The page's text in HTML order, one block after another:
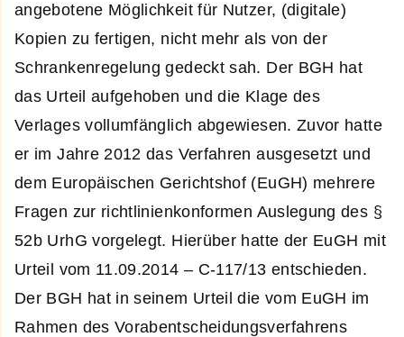
angebotene Möglichkeit für Nutzer, (digitale)
Kopien zu fertigen, nicht mehr als von der
Schrankenregelung gedeckt sah. Der BGH hat
das Urteil aufgehoben und die Klage des
Verlages vollumfänglich abgewiesen. Zuvor hatte
er im Jahre 2012 das Verfahren ausgesetzt und
dem Europäischen Gerichtshof (EuGH) mehrere
Fragen zur richtlinienkonformen Auslegung des §
52b UrhG vorgelegt. Hierüber hatte der EuGH mit
Urteil vom 11.09.2014 – C-117/13 entschieden.
Der BGH hat in seinem Urteil die vom EuGH im
Rahmen des Vorabentscheidungsverfahrens